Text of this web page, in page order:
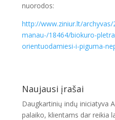
nuorodos:
http://www.ziniur.lt/
manau-/18464/biokuro-
orientuodamiesi-i-piguma-
Naujausi įrašai
Daugkartinių indų iniciatyva
palaiko, klientams dar reikia